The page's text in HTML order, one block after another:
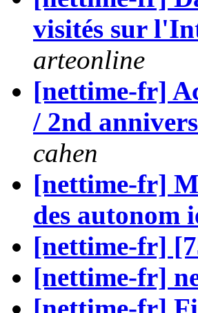
visités sur
arteonline
[nettime-fr]
/ 2nd
cahen
[nettime-fr]
des autonom
[nettime-fr]
[nettime-fr]